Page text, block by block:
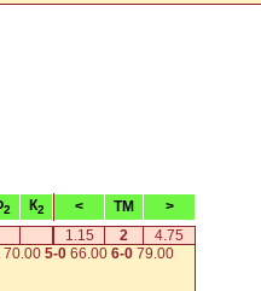
2 К2 < TM
>
1.15 2
4.75
70.00 5-0 66.00 6-0 79.00